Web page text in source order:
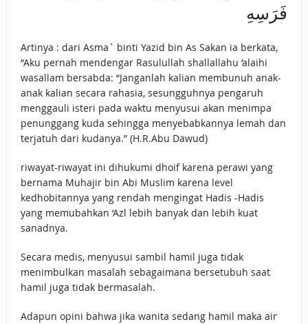
فَرَسِهِ
Artinya : dari Asma` binti Yazid bin As Sakan ia berkata,
“Aku pernah mendengar Rasulullah shallallahu ‘alaihi
wasallam bersabda: “Janganlah kalian membunuh anak-
anak kalian secara rahasia, sesungguhnya pengaruh
menggauli isteri pada waktu menyusui akan menimpa
penunggang kuda sehingga menyebabkannya lemah dan
terjatuh dari kudanya.” (H.R.Abu Dawud)
riwayat-riwayat ini dihukumi dhoif karena perawi yang
bernama Muhajir bin Abi Muslim karena level
kedhobitannya yang rendah mengingat Hadis -Hadis
yang memubahkan ‘Azl lebih banyak dan lebih kuat
sanadnya.
Secara medis, menyusui sambil hamil juga tidak
menimbulkan masalah sebagaimana bersetubuh saat
hamil juga tidak bermasalah.
Adapun opini bahwa jika wanita sedang hamil maka air